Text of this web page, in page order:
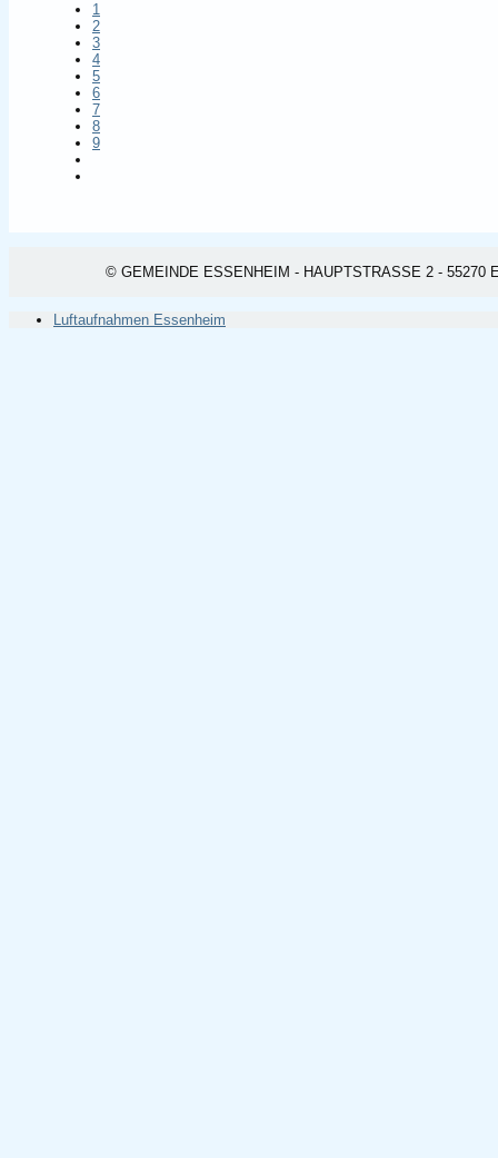
1
2
3
4
5
6
7
8
9
© GEMEINDE ESSENHEIM - HAUPTSTRASSE 2 - 55270
Luftaufnahmen Essenheim